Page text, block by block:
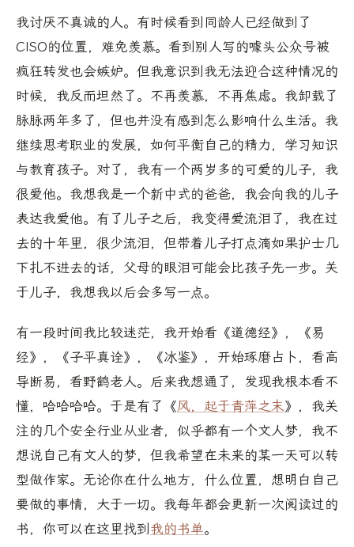
我讨厌不真诚的人。有时候看到同龄人已经做到了
CISO的位置，难免羡慕。看到别人写的噱头公众号被
疯狂转发也会嫉妒。但我意识到我无法迎合这种情况的
时候，我反而坦然了。不再羡慕，不再焦虑。我卸载了
脉脉两年多了，但也并没有感到怎么影响什么生活。我
继续思考职业的发展，如何平衡自己的精力，学习知识
与教育孩子。对了，我有一个两岁多的可爱的儿子，我
很爱他。我想我是一个新中式的爸爸，我会向我的儿子
表达我爱他。有了儿子之后，我变得爱流泪了，我在过
去的十年里，很少流泪，但带着儿子打点滴如果护士几
下扎不进去的话，父母的眼泪可能会比孩子先一步。关
于儿子，我想我以后会多写一点。
有一段时间我比较迷茫，我开始看《道德经》，《易
经》，《子平真诠》，《冰鉴》，开始琢磨占卜，看高
导断易，看野鹤老人。后来我想通了，发现我根本看不
懂，哈哈哈哈。于是有了《风，起于青萍之末》，我关
注的几个安全行业从业者，似乎都有一个文人梦，我不
想说自己有文人的梦，但我希望在未来的某一天可以转
型做作家。无论你在什么地方，什么位置，想明白自己
要做的事情，大于一切。我每年都会更新一次阅读过的
书，你可以在这里找到 我的书单。